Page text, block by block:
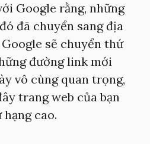
Google rằng, những
đã chuyển sang địa
sẽ chuyển thứ
đường link mới
vô cùng quan trọng,
trang web của bạn
cao.